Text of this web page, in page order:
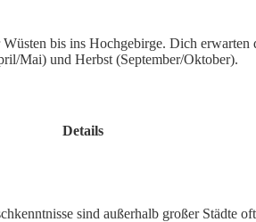
bis ins Hochgebirge. Dich
Mai) und Herbst (September/Oktober).
Details
sind außerhalb großer Städte